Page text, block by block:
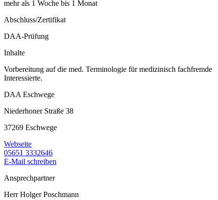
mehr als 1 Woche bis 1 Monat
Abschluss/Zertifikat
DAA-Prüfung
Inhalte
Vorbereitung auf die med. Terminologie für medizinisch fachfremde
Interessierte.
DAA Eschwege
Niederhoner Straße 38
37269 Eschwege
Webseite
05651 3332646
E-Mail schreiben
Ansprechpartner
Herr Holger Poschmann